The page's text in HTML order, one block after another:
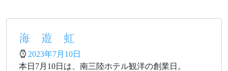
海 遊 虹
2023年7月10日
本日7月10日は、南三陸ホテル観洋の創業日。